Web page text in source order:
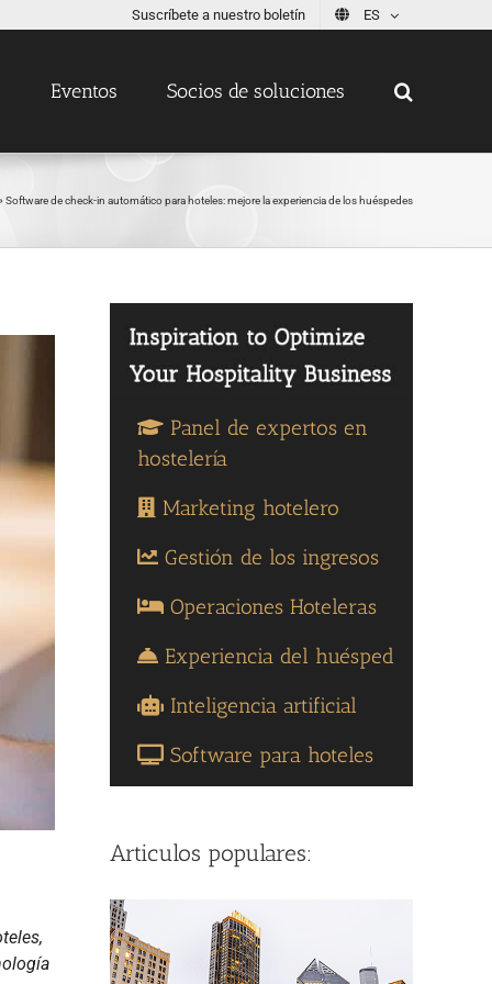
Suscríbete a nuestro boletín ES
Eventos Socios de soluciones
Software de check-in automático para hoteles: mejore la experiencia de los huéspedes
Panel de expertos en
hostelería
Marketing hotelero
Gestión de los ingresos
Operaciones Hoteleras
Experiencia del huésped
Inteligencia artificial
Software para hoteles
Articulos populares: